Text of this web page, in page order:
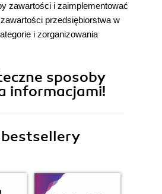
zawartości i zaimplementować
przedsiębiorstwa w
i zorganizowania
sposoby
informacjami!